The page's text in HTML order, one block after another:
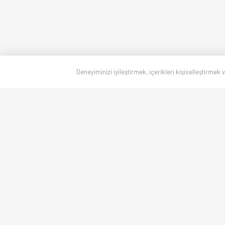
Deneyiminizi iyileştirmek, içerikleri kişiselleştirmek